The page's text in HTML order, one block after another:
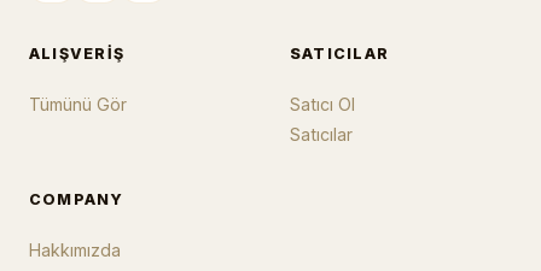
ALIŞVERIŞ
Tümünü Gör
SATICILAR
Satıcı Ol
Satıcılar
COMPANY
Hakkımızda